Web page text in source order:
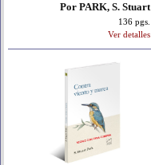
Por PARK, S. Stuart
136 pgs.
Ver detalles